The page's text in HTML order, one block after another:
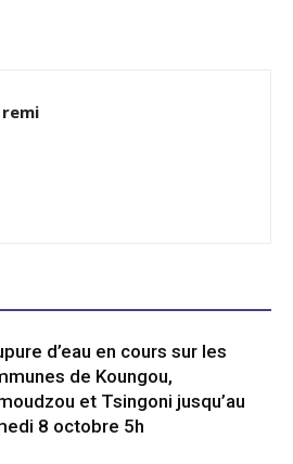
remi
d’eau en cours sur les
de Koungou,
et Tsingoni jusqu’au
8 octobre 5h